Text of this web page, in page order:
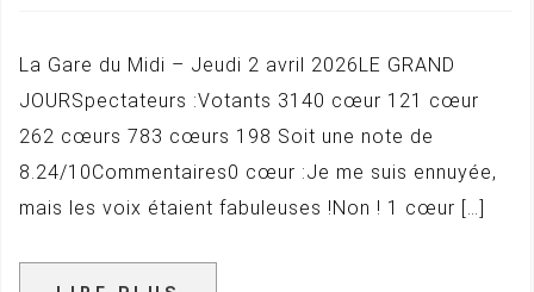
La Gare du Midi – Jeudi 2 avril 2026LE GRAND
JOURSpectateurs :Votants 3140 cœur 121 cœur
262 cœurs 783 cœurs 198 Soit une note de
8.24/10Commentaires0 cœur :Je me suis ennuyée,
mais les voix étaient fabuleuses !Non ! 1 cœur […]